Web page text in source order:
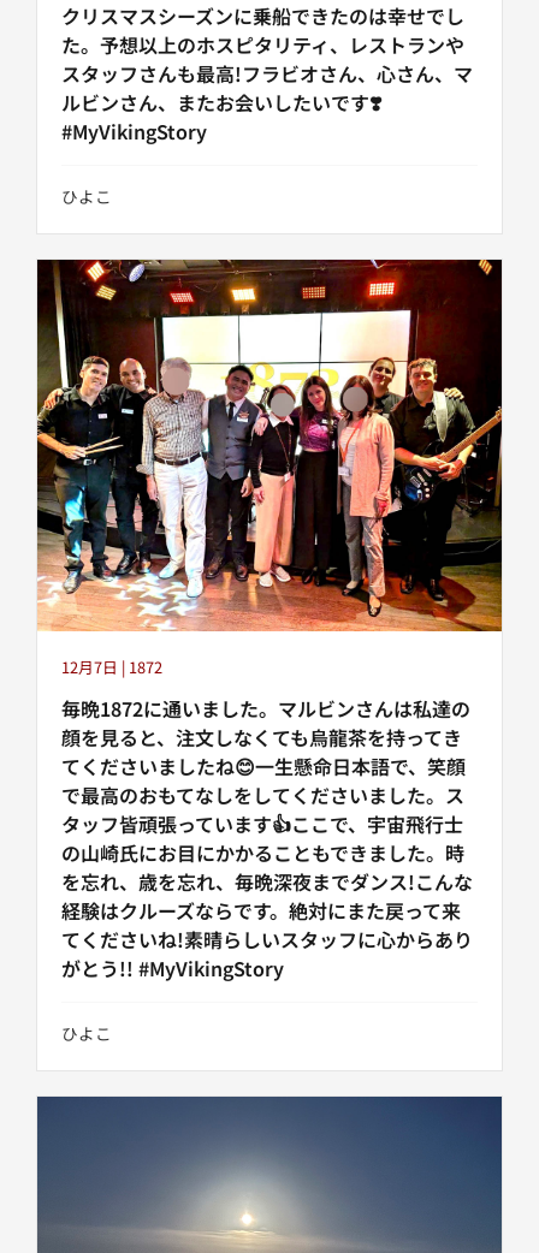
クリスマスシーズンに乗船できたのは幸せでし
た。予想以上のホスピタリティ、レストランや
スタッフさんも最高!フラビオさん、心さん、マ
ルビンさん、またお会いしたいです❣️
#MyVikingStory
ひよこ
12月7日 | 1872
毎晩1872に通いました。マルビンさんは私達の
顔を見ると、注文しなくても烏龍茶を持ってき
てくださいましたね😊一生懸命日本語で、笑顔
で最高のおもてなしをしてくださいました。ス
タッフ皆頑張っています👍ここで、宇宙飛行士
の山崎氏にお目にかかることもできました。時
を忘れ、歳を忘れ、毎晩深夜までダンス!こんな
経験はクルーズならです。絶対にまた戻って来
てくださいね!素晴らしいスタッフに心からあり
がとう!!️ #MyVikingStory
ひよこ